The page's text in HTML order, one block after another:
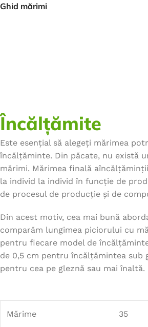
Ghid mărimi
Încălțămite
Este esențial să alegeți mărimea
încălțăminte. Din păcate, nu există
mărimi. Mărimea finală
la individ la individ în funcție de
de procesul de producție și de
Din acest motiv, cea mai bună
comparăm lungimea piciorului cu
pentru fiecare model de
de 0,5 cm pentru încălțămintea sub
pentru cea pe gleznă sau mai înaltă.
Mărime 35